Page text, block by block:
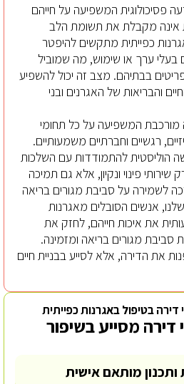
פסיכולוגית המשפיעה על חייהם
אינה מקבלת את תשומת הלב
כפייתית מתקשים להיפטר
ערך או שימוש, מה שמוביל
בבתיהם. מצב זה יכול להשפיע
והבריאות של האגרנים ובני
מורכבת המשפיעה על כל תחומי
רגשיים וחברתיים משמעותיים.
הוליסטית להתמודדות עם השלכות
פינוי ונקיון, אלא גם תמיכה
לשמירה על סביבת מגורים בריאה
אנשים הסובלים מאגרנות
את איכות חייהם, לחזק את
סביבת מגורים בריאה ומזמינה.
את הדירה, אלא לסייע בבניית חיים
בטיפול באגרנות כפייתית
דירה מסייע בשיפור
מותאם אישית